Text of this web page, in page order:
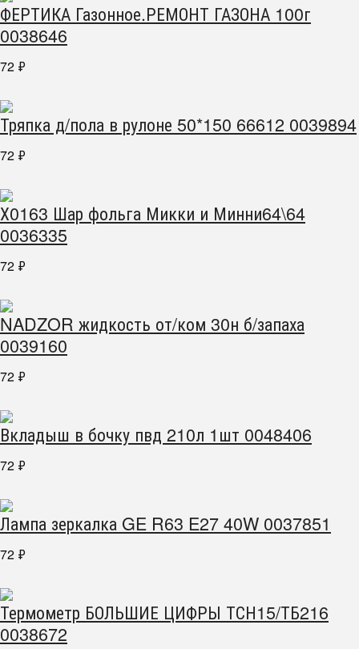
ФЕРТИКА Газонное.РЕМОНТ ГАЗОНА 100г
0038646
72 ₽
Тряпка д/пола в рулоне 50*150 66612 0039894
72 ₽
Х0163 Шар фольга Микки и Минни64\64
0036335
72 ₽
NADZOR жидкость от/ком 30н б/запаха
0039160
72 ₽
Вкладыш в бочку пвд 210л 1шт 0048406
72 ₽
Лампа зеркалка GE R63 E27 40W 0037851
72 ₽
Термометр БОЛЬШИЕ ЦИФРЫ ТСН15/ТБ216
0038672